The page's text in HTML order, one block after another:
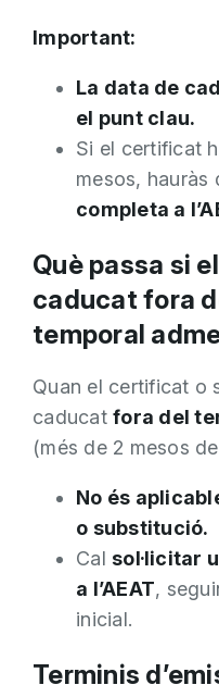
Important:
La data de
el punt clau.
Si el certificat
mesos, hauràs
completa a
Què passa si
caducat fora
temporal
Quan el certificat o
caducat fora del
(més de 2 mesos
No és
o substitució.
Cal sol·licitar
a l’AEAT,
inicial.
Terminis